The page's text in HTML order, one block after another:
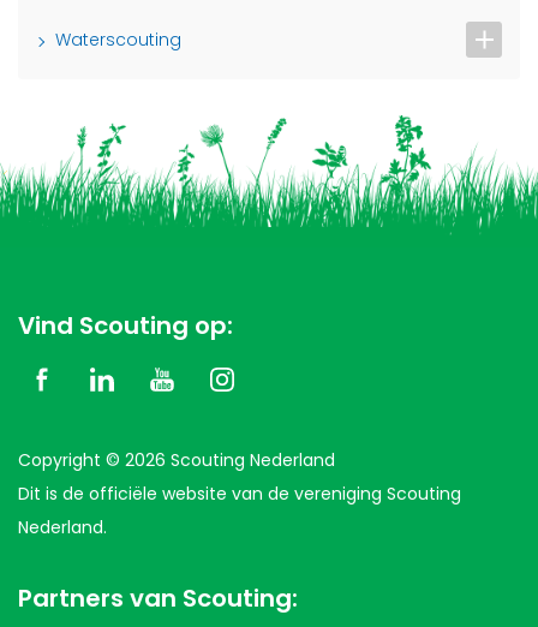
Waterscouting
Vind Scouting op:
Copyright © 2026 Scouting Nederland
Dit is de officiële website van de vereniging Scouting
Nederland.
Partners van Scouting: